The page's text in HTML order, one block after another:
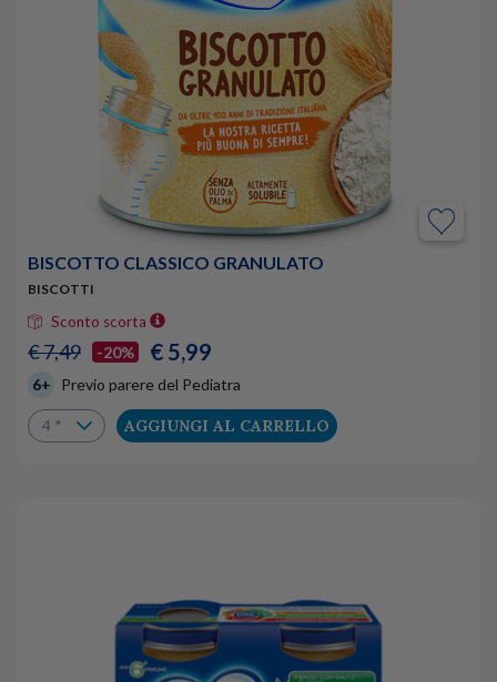
BISCOTTO CLASSICO GRANULATO
BISCOTTI
Sconto scorta
€ 7,49 -20% € 5,99
6+ Previo parere del Pediatra
AGGIUNGI AL CARRELLO